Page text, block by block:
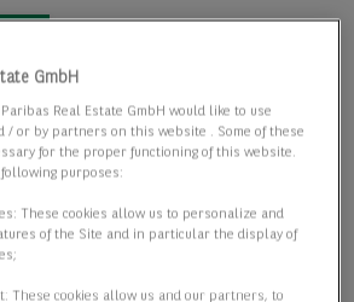
GmbH
Real Estate GmbH would like to use
/ or by partners on this website . Some of these
for the proper functioning of this website.
purposes:
These cookies allow us to personalize and
of the Site and in particular the display of
These cookies allow us and our partners, to